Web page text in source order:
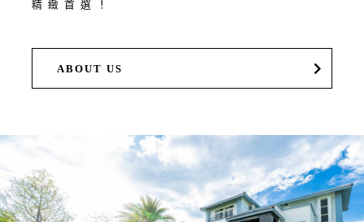
精緻首選！
ABOUT US